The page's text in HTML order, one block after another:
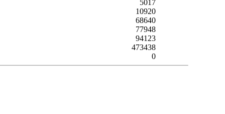
5017
10920
68640
77948
94123
473438
0